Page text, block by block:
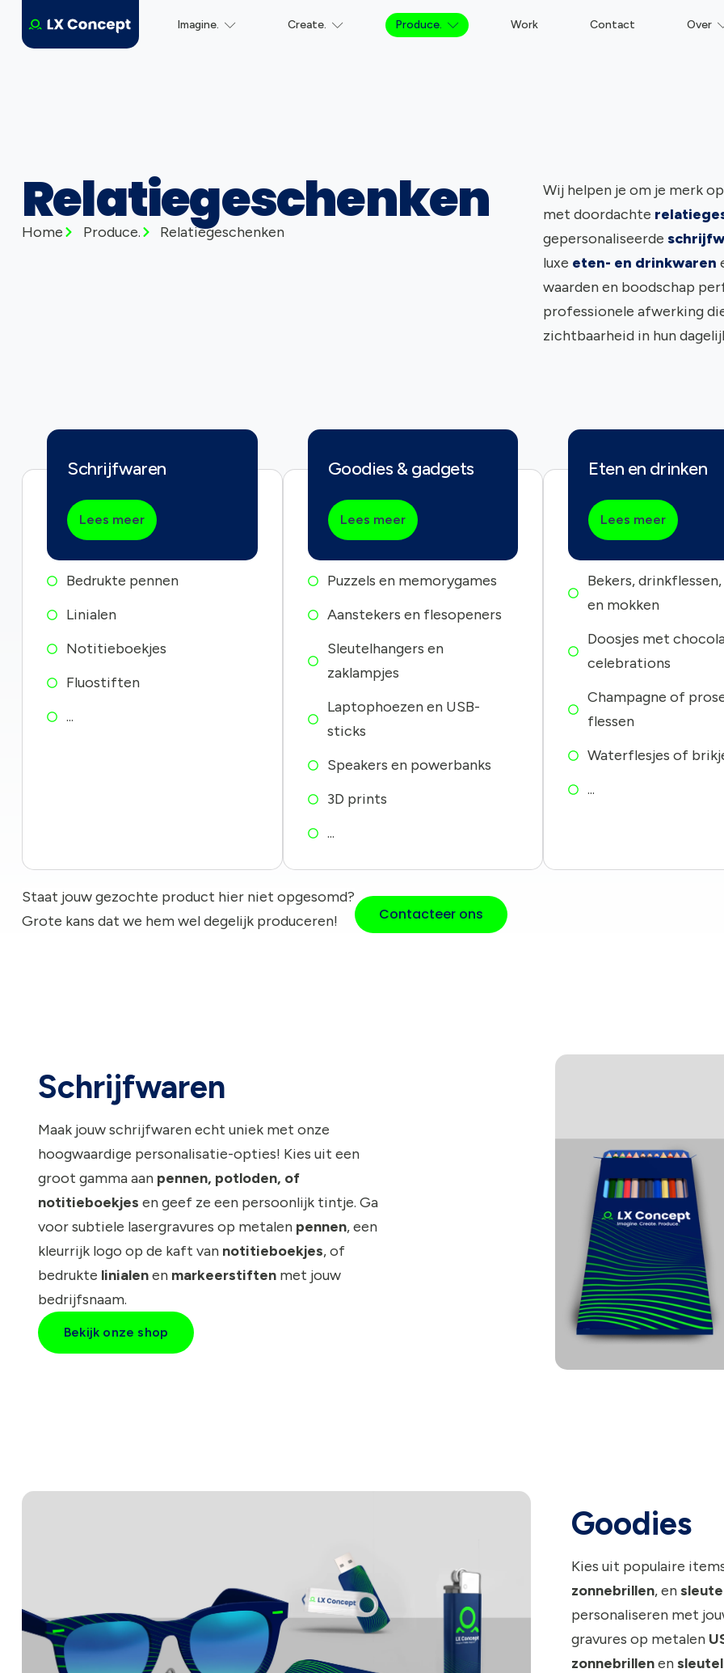
Imagine. Create. Produce. Work Contact Over
Relatiegeschenken
Home Produce. Relatiegeschenken
Wij helpen je om je merk
met doordachte
gepersonaliseerde
luxe eten- en drinkwaren
waarden en boodschap
professionele afwerking
zichtbaarheid in hun
Schrijfwaren
Lees meer
Bedrukte pennen
Linialen
Notitieboekjes
Fluostiften
...
Goodies & gadgets
Lees meer
Puzzels en memorygames
Aanstekers en flesopeners
Sleutelhangers en
zaklampjes
Laptophoezen en USB-
sticks
Speakers en powerbanks
3D prints
...
Eten en drinken
Lees meer
Bekers,
en mokken
Doosjes met
celebrations
Champagne of
flessen
Waterflesjes of
...
Staat jouw gezochte product hier niet opgesomd?
Grote kans dat we hem wel degelijk produceren!
Contacteer ons
Schrijfwaren
Maak jouw schrijfwaren echt uniek met onze
hoogwaardige personalisatie-opties! Kies uit een
groot gamma aan pennen, potloden, of
notitieboekjes en geef ze een persoonlijk tintje. Ga
voor subtiele lasergravures op metalen pennen, een
kleurrijk logo op de kaft van notitieboekjes, of
bedrukte linialenen markeerstiften met jouw
bedrijfsnaam.
Bekijk onze shop
Goodies
Kies uit populaire
zonnebrillen, en
personaliseren met
gravures op metalen
zonnebrillenen